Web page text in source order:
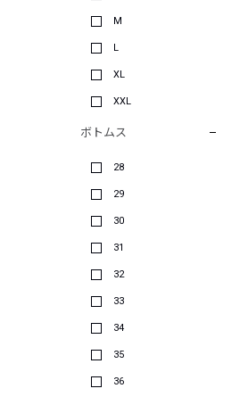
M
L
XL
XXL
ボトムス
28
29
30
31
32
33
34
35
36